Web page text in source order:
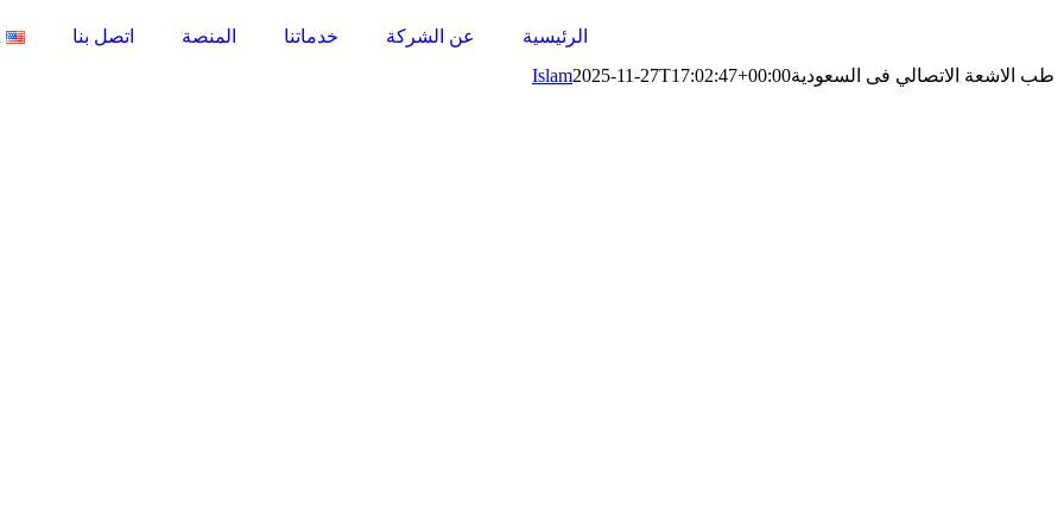
الرئيسية عن الشركة خدماتنا المنصة اتصل بنا
طب الاشعة الاتصالي فى السعودية Islam2025-11-27T17:02:47+00:00